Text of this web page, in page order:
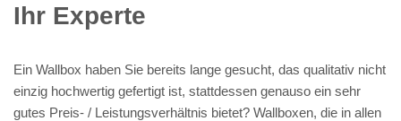
Ihr Experte
Ein Wallbox haben Sie bereits lange gesucht, das qualitativ nicht
einzig hochwertig gefertigt ist, stattdessen genauso ein sehr
gutes Preis- / Leistungsverhältnis bietet? Wallboxen, die in allen